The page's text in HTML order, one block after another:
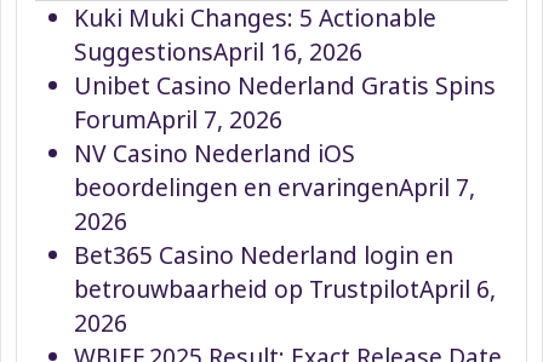
Kuki Muki Changes: 5 Actionable
SuggestionsApril 16, 2026
Unibet Casino Nederland Gratis Spins
ForumApril 7, 2026
NV Casino Nederland iOS
beoordelingen en ervaringenApril 7,
2026
Bet365 Casino Nederland login en
betrouwbaarheid op TrustpilotApril 6,
2026